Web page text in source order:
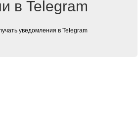
в Telegram
уведомления в Telegram